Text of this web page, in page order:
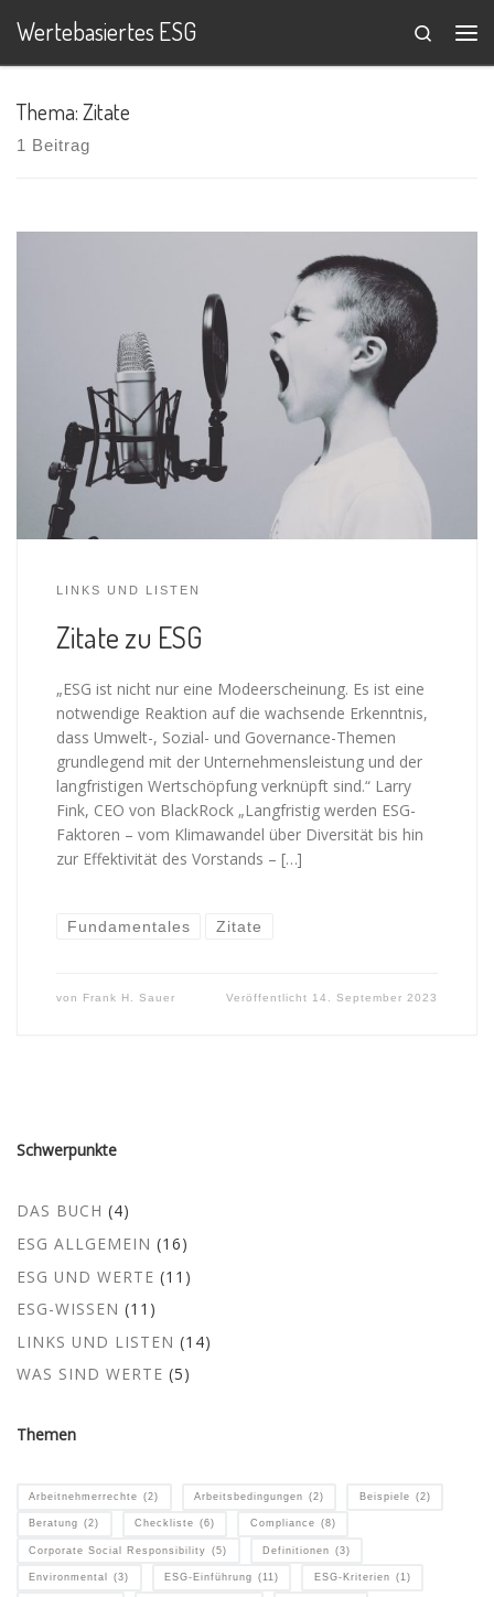
Zum Inhalt springen
Wertebasiertes ESG
Search
Thema: Zitate
1 Beitrag
LINKS UND LISTEN
Zitate zu ESG
„ESG ist nicht nur eine Modeerscheinung. Es ist eine
notwendige Reaktion auf die wachsende Erkenntnis,
dass Umwelt-, Sozial- und Governance-Themen
grundlegend mit der Unternehmensleistung und der
langfristigen Wertschöpfung verknüpft sind.“ Larry
Fink, CEO von BlackRock „Langfristig werden ESG-
Faktoren – vom Klimawandel über Diversität bis hin
zur Effektivität des Vorstands – […]
Fundamentales Zitate
von Frank H. Sauer Veröffentlicht 14. September 2023
Schwerpunkte
DAS BUCH (4)
ESG ALLGEMEIN (16)
ESG UND WERTE (11)
ESG-WISSEN (11)
LINKS UND LISTEN (14)
WAS SIND WERTE (5)
Themen
Arbeitnehmerrechte (2) Arbeitsbedingungen (2) Beispiele (2)
Beratung (2) Checkliste (6) Compliance (8)
Corporate Social Responsibility (5) Definitionen (3)
Environmental (3) ESG-Einführung (11) ESG-Kriterien (1)